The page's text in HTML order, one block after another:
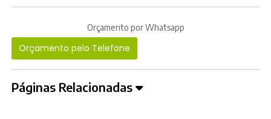
Orçamento por Whatsapp
Orçamento pelo Telefone
Páginas Relacionadas